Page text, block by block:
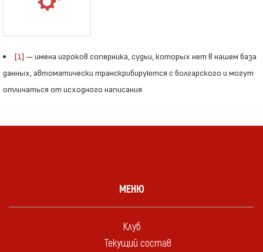
[1] — имена игроков соперника, судьи, которых нет в нашем база
данных, автоматически транскрибируются с болгарского и могут
отличаться от исходного написания
МЕНЮ
Клуб
Текущий состав